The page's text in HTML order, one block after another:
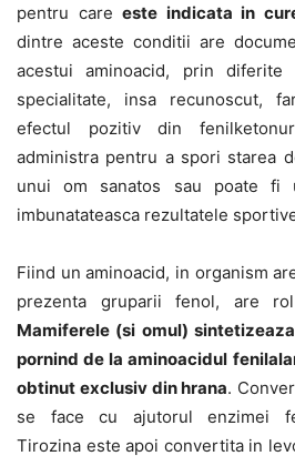
pentru care este indicata in
dintre aceste conditii are
acestui aminoacid, prin
specialitate, insa recunoscut,
efectul pozitiv din
administra pentru a spori starea
unui om sanatos sau poate fi
imbunatateasca rezultatele
Fiind un aminoacid, in organism
prezenta gruparii fenol, are
Mamiferele (si omul)
pornind de la aminoacidul
obtinut exclusiv din hrana.
se face cu ajutorul enzimei
Tirozina este apoi convertita in